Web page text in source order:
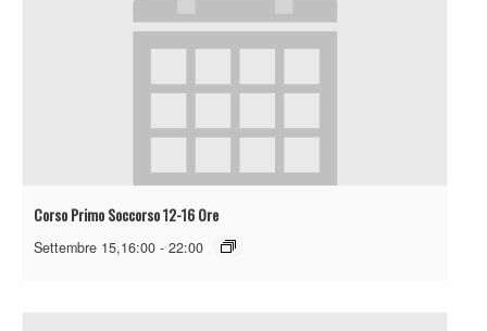
Corso Primo Soccorso 12-16 Ore
Settembre 15,16:00 - 22:00